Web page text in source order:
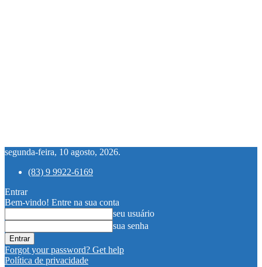
segunda-feira, 10 agosto, 2026.
(83) 9 9922-6169
Entrar
Bem-vindo! Entre na sua conta
seu usuário
sua senha
Forgot your password? Get help
Política de privacidade